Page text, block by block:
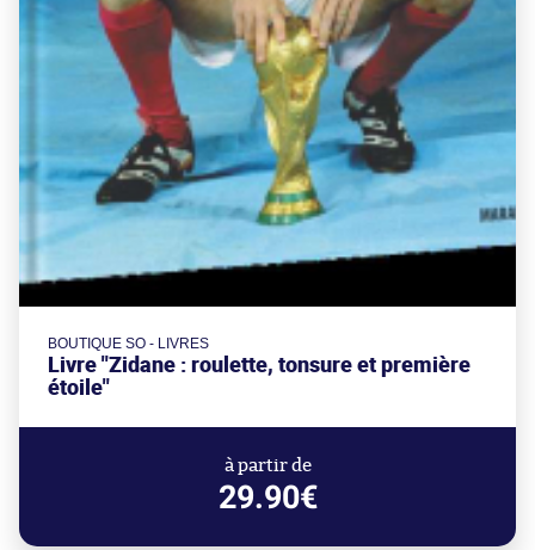
BOUTIQUE SO - LIVRES
Livre "Zidane : roulette, tonsure et première
étoile"
à partir de
29.90€